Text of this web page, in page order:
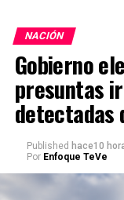
NACIÓN
Gobierno
presuntas
detectadas
Published hace10
Por Enfoque TeVe